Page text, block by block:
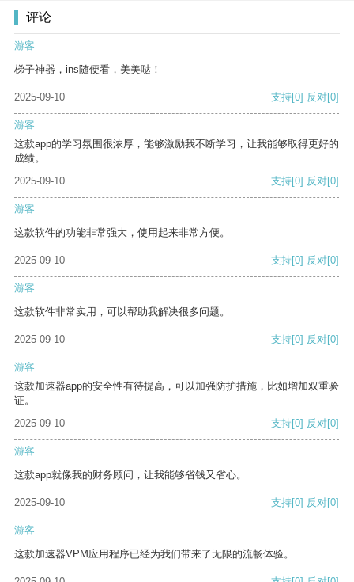
评论
游客
梯子神器，ins随便看，美美哒！
2025-09-10 支持[0] 反对[0]
游客
这款app的学习氛围很浓厚，能够激励我不断学习，让我能够取得更好的
成绩。
2025-09-10
支持[0] 反对[0]
游客
这款软件的功能非常强大，使用起来非常方便。
2025-09-10 支持[0] 反对[0]
游客
这款软件非常实用，可以帮助我解决很多问题。
2025-09-10 支持[0] 反对[0]
游客
这款加速器app的安全性有待提高，可以加强防护措施，比如增加双重验
证。
2025-09-10
支持[0] 反对[0]
游客
这款app就像我的财务顾问，让我能够省钱又省心。
2025-09-10 支持[0] 反对[0]
游客
这款加速器VPM应用程序已经为我们带来了无限的流畅体验。